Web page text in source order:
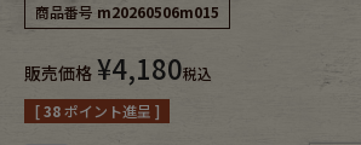
Tops
Outer
商品番号 m20260506m015
販売価格 ¥4,180税込
[38ポイント進呈 ]